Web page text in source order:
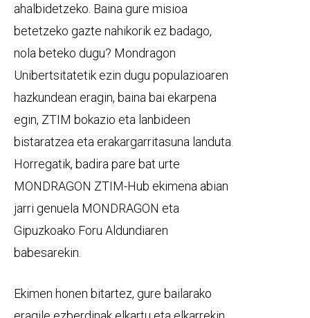
ahalbidetzeko. Baina gure misioa
betetzeko gazte nahikorik ez badago,
nola beteko dugu? Mondragon
Unibertsitatetik ezin dugu populazioaren
hazkundean eragin, baina bai ekarpena
egin, ZTIM bokazio eta lanbideen
bistaratzea eta erakargarritasuna landuta.
Horregatik, badira pare bat urte
MONDRAGON ZTIM-Hub ekimena abian
jarri genuela MONDRAGON eta
Gipuzkoako Foru Aldundiaren
babesarekin.
Ekimen honen bitartez, gure bailarako